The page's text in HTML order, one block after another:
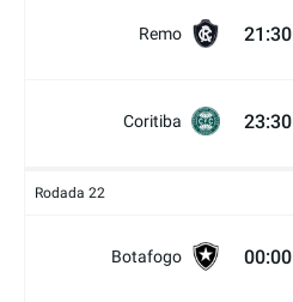
Remo 21:30
Coritiba 23:30
Rodada 22
Botafogo 00:00